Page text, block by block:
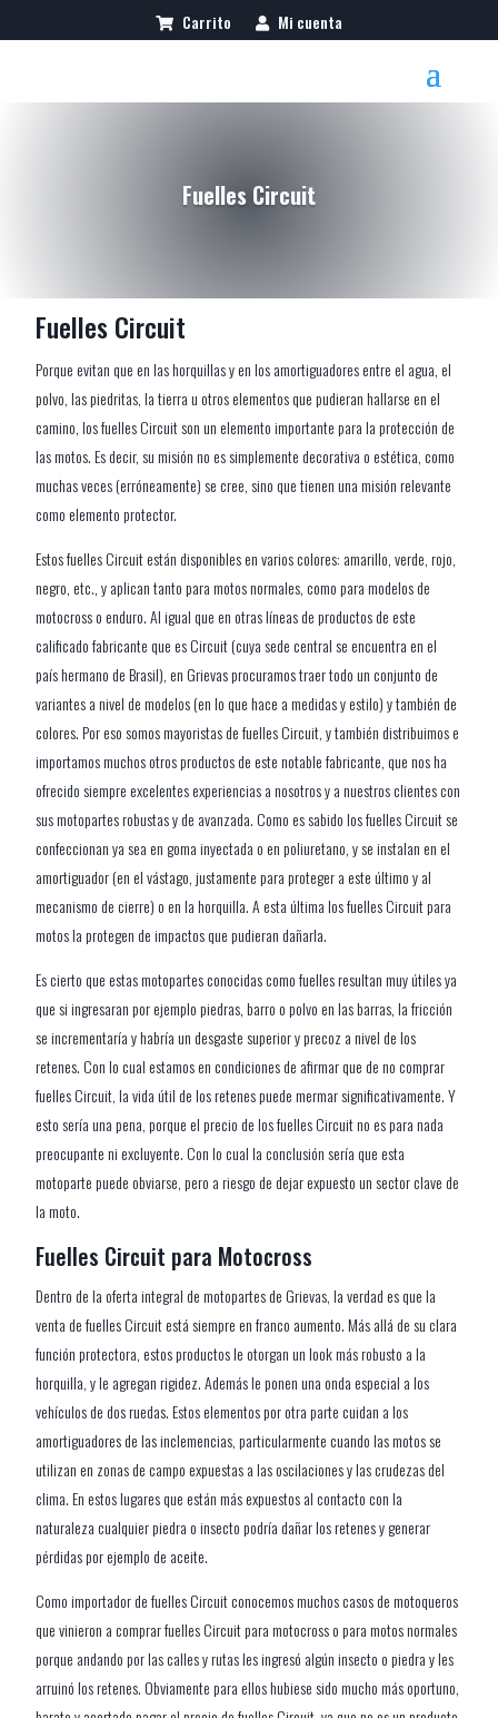
Carrito Mi cuenta
Fuelles Circuit
Fuelles Circuit
Porque evitan que en las horquillas y en los amortiguadores entre el agua, el
polvo, las piedritas, la tierra u otros elementos que pudieran hallarse en el
camino, los fuelles Circuit son un elemento importante para la protección de
las motos. Es decir, su misión no es simplemente decorativa o estética, como
muchas veces (erróneamente) se cree, sino que tienen una misión relevante
como elemento protector.
Estos fuelles Circuit están disponibles en varios colores: amarillo, verde, rojo,
negro, etc., y aplican tanto para motos normales, como para modelos de
motocross o enduro. Al igual que en otras líneas de productos de este
calificado fabricante que es Circuit (cuya sede central se encuentra en el
país hermano de Brasil), en Grievas procuramos traer todo un conjunto de
variantes a nivel de modelos (en lo que hace a medidas y estilo) y también de
colores. Por eso somos mayoristas de fuelles Circuit, y también distribuimos e
importamos muchos otros productos de este notable fabricante, que nos ha
ofrecido siempre excelentes experiencias a nosotros y a nuestros clientes con
sus motopartes robustas y de avanzada. Como es sabido los fuelles Circuit se
confeccionan ya sea en goma inyectada o en poliuretano, y se instalan en el
amortiguador (en el vástago, justamente para proteger a este último y al
mecanismo de cierre) o en la horquilla. A esta última los fuelles Circuit para
motos la protegen de impactos que pudieran dañarla.
Es cierto que estas motopartes conocidas como fuelles resultan muy útiles ya
que si ingresaran por ejemplo piedras, barro o polvo en las barras, la fricción
se incrementaría y habría un desgaste superior y precoz a nivel de los
retenes. Con lo cual estamos en condiciones de afirmar que de no comprar
fuelles Circuit, la vida útil de los retenes puede mermar significativamente. Y
esto sería una pena, porque el precio de los fuelles Circuit no es para nada
preocupante ni excluyente. Con lo cual la conclusión sería que esta
motoparte puede obviarse, pero a riesgo de dejar expuesto un sector clave de
la moto.
Fuelles Circuit para Motocross
Dentro de la oferta integral de motopartes de Grievas, la verdad es que la
venta de fuelles Circuit está siempre en franco aumento. Más allá de su clara
función protectora, estos productos le otorgan un look más robusto a la
horquilla, y le agregan rigidez. Además le ponen una onda especial a los
vehículos de dos ruedas. Estos elementos por otra parte cuidan a los
amortiguadores de las inclemencias, particularmente cuando las motos se
utilizan en zonas de campo expuestas a las oscilaciones y las crudezas del
clima. En estos lugares que están más expuestos al contacto con la
naturaleza cualquier piedra o insecto podría dañar los retenes y generar
pérdidas por ejemplo de aceite.
Como importador de fuelles Circuit conocemos muchos casos de motoqueros
que vinieron a comprar fuelles Circuit para motocross o para motos normales
porque andando por las calles y rutas les ingresó algún insecto o piedra y les
arruinó los retenes. Obviamente para ellos hubiese sido mucho más oportuno,